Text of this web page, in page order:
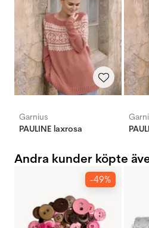
Garnius
PAULINE laxrosa
Andra kunder köpte
-49%